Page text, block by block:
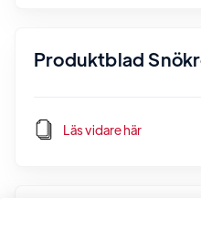
Produktblad
Läs vidare här
Produktblad